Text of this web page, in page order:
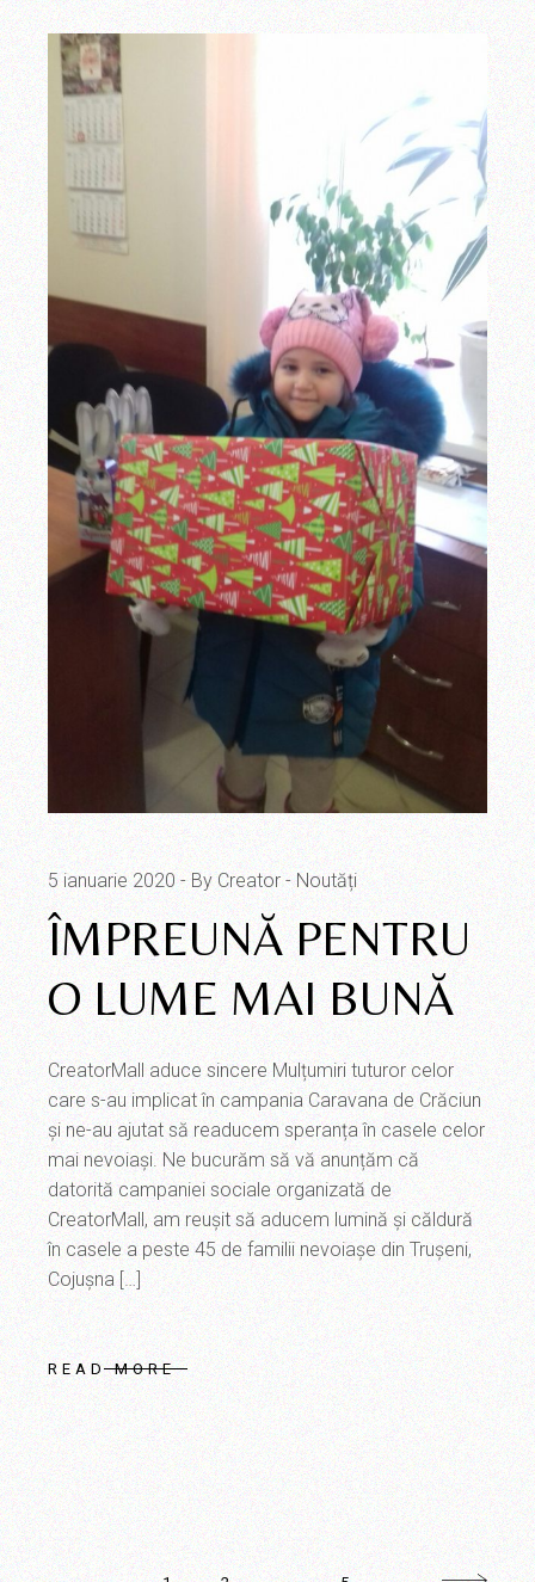
5 ianuarie 2020 By Creator Noutăți
ÎMPREUNĂ PENTRU
O LUME MAI BUNĂ
CreatorMall aduce sincere Mulțumiri tuturor celor
care s-au implicat în campania Caravana de Crăciun
și ne-au ajutat să readucem speranța în casele celor
mai nevoiași. Ne bucurăm să vă anunțăm că
datorită campaniei sociale organizată de
CreatorMall, am reușit să aducem lumină și căldură
în casele a peste 45 de familii nevoiașe din Trușeni,
Cojușna […]
READ MORE